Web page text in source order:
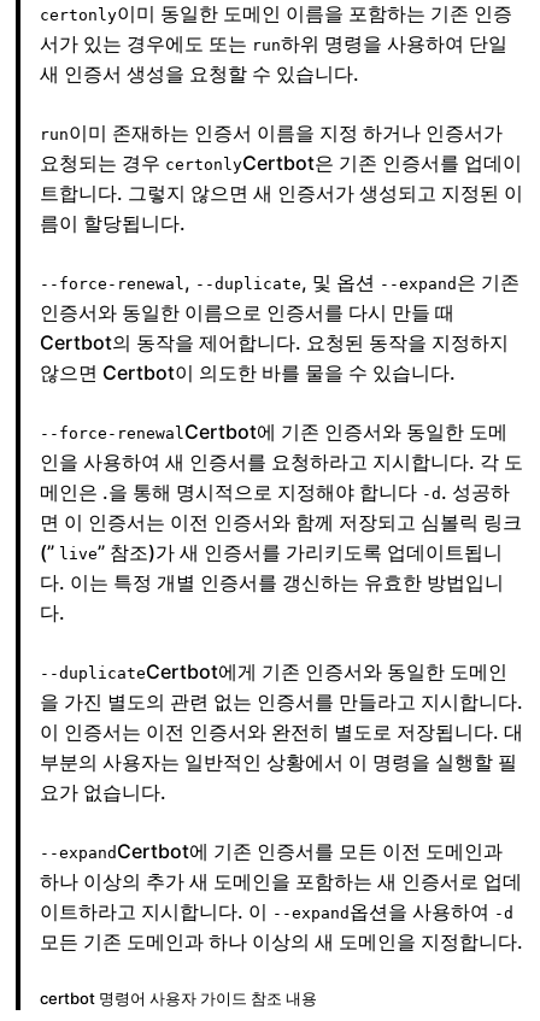
certonly이미 동일한 도메인 이름을 포함하는 기존 인증
서가 있는 경우에도 또는 run하위 명령을 사용하여 단일
새 인증서 생성을 요청할 수 있습니다.
run이미 존재하는 인증서 이름을 지정 하거나 인증서가
요청되는 경우 certonlyCertbot은 기존 인증서를 업데이
트합니다. 그렇지 않으면 새 인증서가 생성되고 지정된 이
름이 할당됩니다.
--force-renewal, --duplicate, 및 옵션 --expand 은 기존
인증서와 동일한 이름으로 인증서를 다시 만들 때
Certbot의 동작을 제어합니다. 요청된 동작을 지정하지
않으면 Certbot이 의도한 바를 물을 수 있습니다.
--force-renewalCertbot에 기존 인증서와 동일한 도메
인을 사용하여 새 인증서를 요청하라고 지시합니다. 각 도
메인은 .을 통해 명시적으로 지정해야 합니다 -d . 성공하
면 이 인증서는 이전 인증서와 함께 저장되고 심볼릭 링크
(” live” 참조)가 새 인증서를 가리키도록 업데이트됩니
다. 이는 특정 개별 인증서를 갱신하는 유효한 방법입니
다.
--duplicateCertbot에게 기존 인증서와 동일한 도메인
을 가진 별도의 관련 없는 인증서를 만들라고 지시합니다.
이 인증서는 이전 인증서와 완전히 별도로 저장됩니다. 대
부분의 사용자는 일반적인 상황에서 이 명령을 실행할 필
요가 없습니다.
--expand Certbot에 기존 인증서를 모든 이전 도메인과
하나 이상의 추가 새 도메인을 포함하는 새 인증서로 업데
이트하라고 지시합니다. 이 --expand 옵션을 사용하여 -d
모든 기존 도메인과 하나 이상의 새 도메인을 지정합니다.
certbot 명령어 사용자 가이드 참조 내용